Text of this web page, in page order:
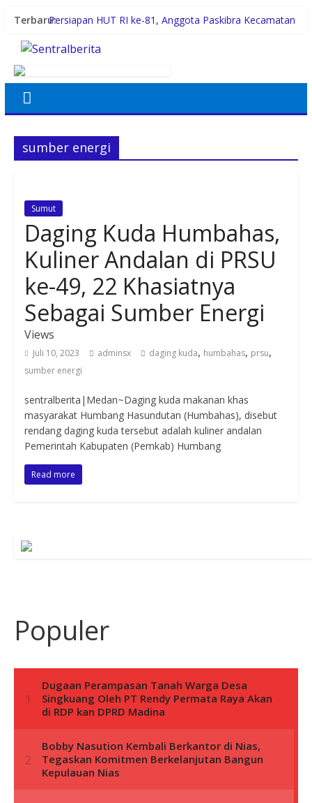
Terbaru:Persiapan HUT RI ke-81, Anggota Paskibra Kecamatan
Satres PPAPPO Polres Karo Ringkus Pemuda
Sitolu Ori Miliki Gedung Permanen
Penebangan Pohon Pembangunan BRT Disorot
sumber energi
Sumut
Daging Kuda Humbahas,
Kuliner Andalan di PRSU
ke-49, 22 Khasiatnya
Sebagai Sumber Energi
Views
Juli 10, 2023 adminsx daging kuda, humbahas, prsu,
sumber energi
sentralberita|Medan~Daging kuda makanan khas
masyarakat Humbang Hasundutan (Humbahas), disebut
rendang daging kuda tersebut adalah kuliner andalan
Pemerintah Kabupaten (Pemkab) Humbang
Read more
Populer